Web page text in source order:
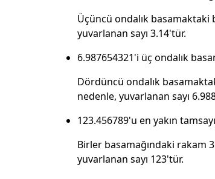
Üçüncü ondalık basamaktaki
yuvarlanan sayı 3.14'tür.
6.987654321'i üç ondalık
Dördüncü ondalık
nedenle, yuvarlanan sayı
123.456789'u en yakın
Birler basamağındaki rakam
yuvarlanan sayı 123'tür.